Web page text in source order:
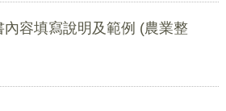
容填寫說明及範例 (農業整